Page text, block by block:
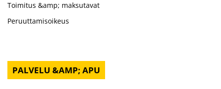
Toimitus &amp; maksutavat
Peruuttamisoikeus
PALVELU &AMP; APU